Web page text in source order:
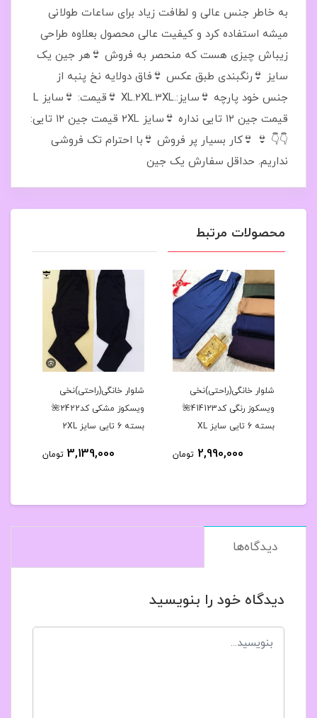
به خاطر جنس عالی و لطافت زیاد برای ساعات طولانی
میشه استفاده کرد و کیفیت عالی محصول بعلاوه طراحی
زیباش چیزی هست که منحصر به فروش 👙هر جین یک
سایز 👙رنگبندی طبق عکس 👙فاق دولایه نخ پنبه از
جنس خود پارچه 👙سایز:.XL.2XL.3XL 👙قیمت: 👙سایز L
قیمت جین ۱۲ تایی نداره 👙سایز 2XL قیمت جین ۱۲ تایی:
👇👇 👙 👙کار بسیار پر فروش 👙با احترام تک فروشی
نداریم. حداقل سفارش یک جین
محصولات مرتبط
شلوار خانگی(راحتی)نخی
ویسکوز رنگی کد414123🌺
بسته 6 تایی سایز XL
2,990,000 تومان
شلوار خانگی(راحتی)نخی
ویسکوز مشکی کد2422🌺
بسته 6 تایی سایز 2XL
3,139,000 تومان
دیدگاه‌ها
دیدگاه خود را بنویسید